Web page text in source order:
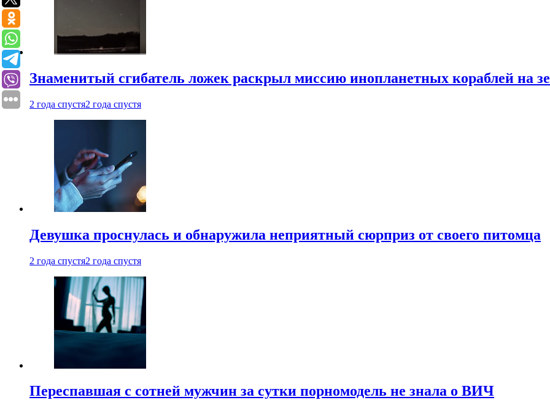
Знаменитый сгибатель ложек раскрыл миссию инопланетных кораблей на
2 года спустя2 года спустя
Девушка проснулась и обнаружила неприятный сюрприз от своего питомца
2 года спустя2 года спустя
Переспавшая с сотней мужчин за сутки порномодель не знала о ВИЧ